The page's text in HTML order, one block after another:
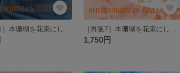
1,750円